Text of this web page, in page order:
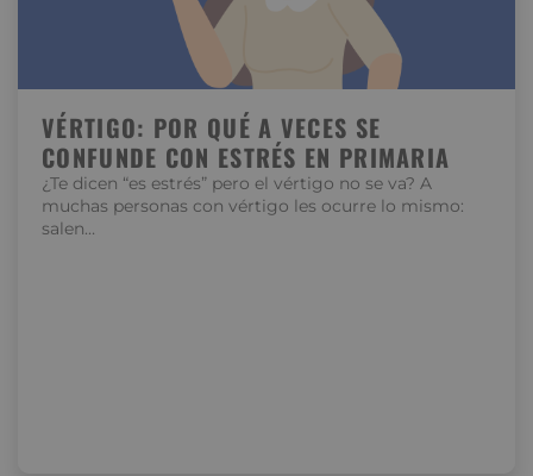
VÉRTIGO: POR QUÉ A VECES SE
CONFUNDE CON ESTRÉS EN PRIMARIA
¿Te dicen “es estrés” pero el vértigo no se va? A
muchas personas con vértigo les ocurre lo mismo:
salen…